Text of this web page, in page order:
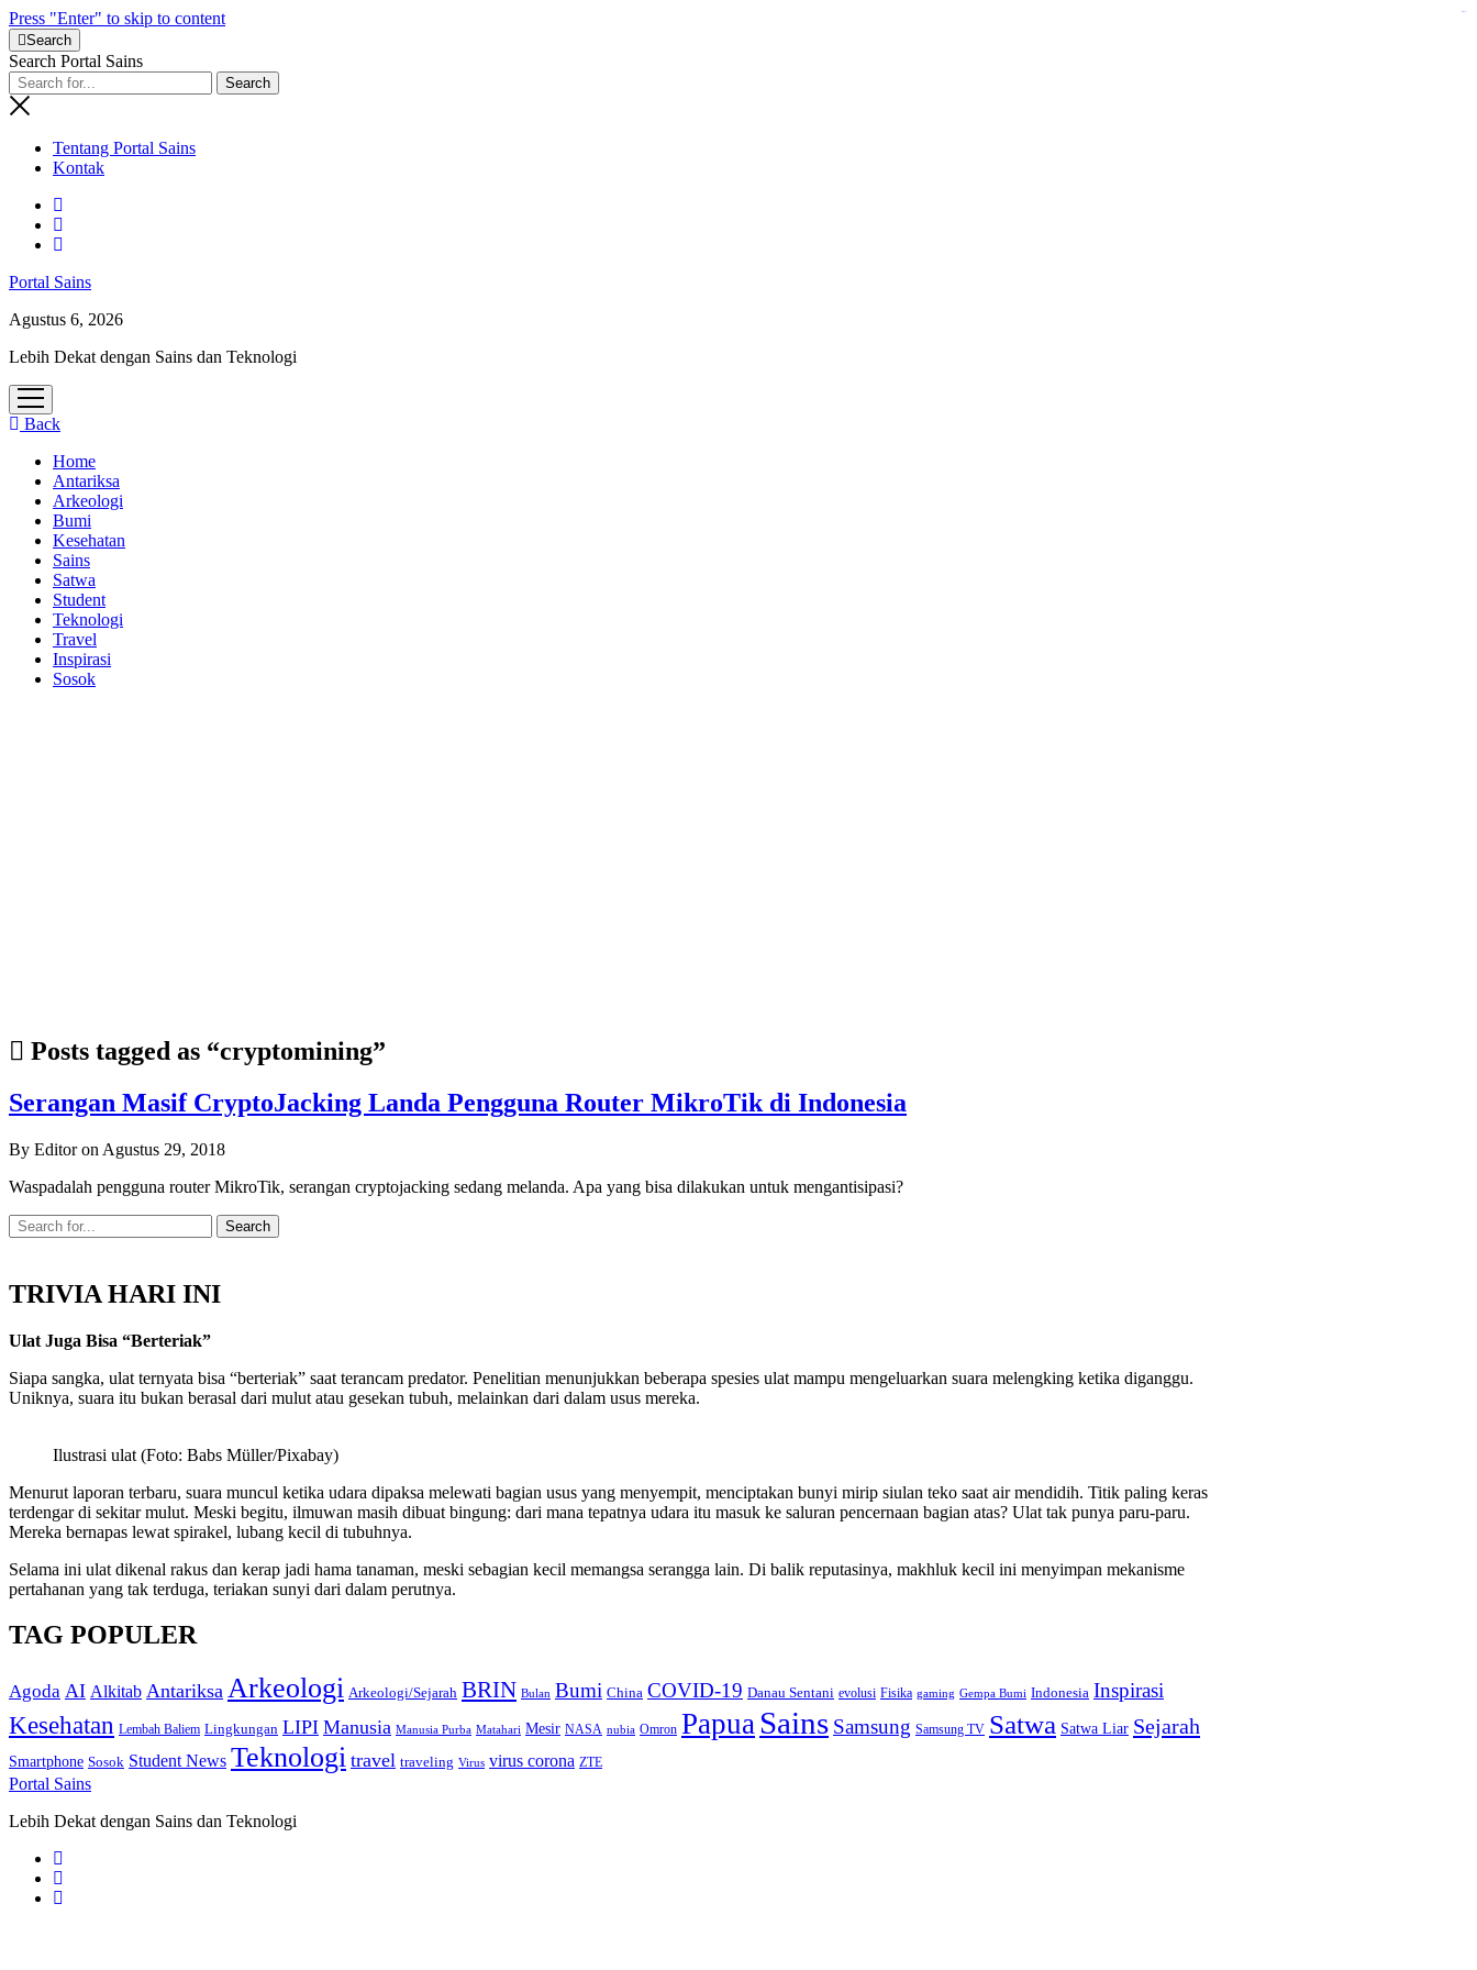
Press "Enter" to skip to content
Search
Search Portal Sains
Tentang Portal Sains
Kontak
Portal Sains
Agustus 6, 2026
Lebih Dekat dengan Sains dan Teknologi
open
menu
Back
Home
Antariksa
Arkeologi
Bumi
Kesehatan
Sains
Satwa
Student
Teknologi
Travel
Inspirasi
Sosok
Posts tagged as “cryptomining”
Serangan Masif CryptoJacking Landa Pengguna Router MikroTik di Indonesia
By Editor on Agustus 29, 2018
Waspadalah pengguna router MikroTik, serangan cryptojacking sedang melanda. Apa yang bisa dilakukan untuk mengantisipasi?
TRIVIA HARI INI
Ulat Juga Bisa “Berteriak”
Siapa sangka, ulat ternyata bisa “berteriak” saat terancam predator. Penelitian menunjukkan beberapa spesies ulat mampu mengeluarkan suara melengking ketika diganggu.
Uniknya, suara itu bukan berasal dari mulut atau gesekan tubuh, melainkan dari dalam usus mereka.
Ilustrasi ulat (Foto: Babs Müller/Pixabay)
Menurut laporan terbaru, suara muncul ketika udara dipaksa melewati bagian usus yang menyempit, menciptakan bunyi mirip siulan teko saat air mendidih. Titik paling keras
terdengar di sekitar mulut. Meski begitu, ilmuwan masih dibuat bingung: dari mana tepatnya udara itu masuk ke saluran pencernaan bagian atas? Ulat tak punya paru-paru.
Mereka bernapas lewat spirakel, lubang kecil di tubuhnya.
Selama ini ulat dikenal rakus dan kerap jadi hama tanaman, meski sebagian kecil memangsa serangga lain. Di balik reputasinya, makhluk kecil ini menyimpan mekanisme
pertahanan yang tak terduga, teriakan sunyi dari dalam perutnya.
TAG POPULER
Agoda AI Alkitab Antariksa Arkeologi Arkeologi/Sejarah BRIN Bulan Bumi China COVID-19 Danau Sentani evolusi Fisika gaming Gempa Bumi Indonesia Inspirasi
Kesehatan Lembah Baliem Lingkungan LIPI Manusia Manusia Purba Matahari Mesir NASA nubia Omron Papua Sains Samsung Samsung TV Satwa Satwa Liar Sejarah
Smartphone Sosok Student News Teknologi travel traveling Virus virus corona ZTE
Portal Sains
Lebih Dekat dengan Sains dan Teknologi